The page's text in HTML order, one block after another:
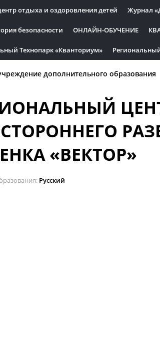
отдыха и оздоровления детей Журнал
безопасности ОНЛАЙН-ОБУЧЕНИЕ
Технопарк «Кванториум»
дополнительного образования
«ВЕКТОР»
Русский